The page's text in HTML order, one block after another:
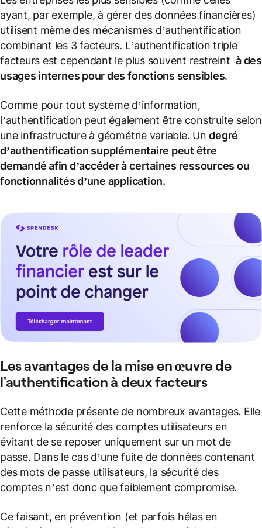
ayant, par exemple, à gérer des données financières)
utilisent même des mécanismes d’authentification
combinant les 3 facteurs. L’authentification triple
facteurs est cependant le plus souvent restreintà des
usages internes pour des fonctions sensibles.
Comme pour tout système d’information,
l’authentification peut également être construite selon
une infrastructure à géométrie variable. Undegré
d’authentification supplémentaire peut être
demandé afin d’accéder à certaines ressources ou
fonctionnalités d’une application.
Les avantages de la mise en œuvre de
l'authentification à deux facteurs
Cette méthode présente de nombreux avantages. Elle
renforce la sécurité des comptes utilisateurs en
évitant de se reposer uniquement sur un mot de
passe. Dans le cas d’une fuite de données contenant
des mots de passe utilisateurs, la sécurité des
comptes n’est donc que faiblement compromise.
Ce faisant, en prévention (et parfois hélas en